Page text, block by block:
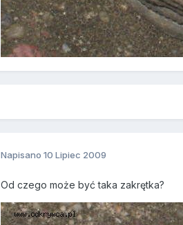
Napisano10 Lipiec 2009
Od czego może być taka zakrętka?